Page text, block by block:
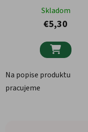
Skladom
€5,30

Na popise produktu
pracujeme